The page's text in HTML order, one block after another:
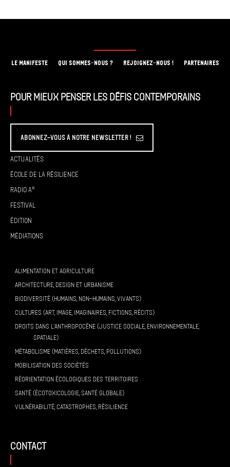
LE MANIFESTE QUI SOMMES-NOUS ? REJOIGNEZ-NOUS ! PARTENAIRES
Pour mieux penser les défis contemporains
Abonnez-vous à Notre Newsletter !
Actualités
École de la résilience
Radio A°
Festival
Édition
Médiations
ALIMENTATION ET AGRICULTURE
ARCHITECTURE, DESIGN ET URBANISME
BIODIVERSITÉ (HUMAINS, NON-HUMAINS, VIVANTS)
CULTURES (ART, IMAGE, IMAGINAIRES, FICTIONS, RÉCITS)
DROITS DANS L’ANTHROPOCÈNE (JUSTICE SOCIALE, ENVIRONNEMENTALE,
SPATIALE)
MÉTABOLISME (MATIÈRES, DÉCHETS, POLLUTIONS)
MOBILISATION DES SOCIÉTÉS
RÉORIENTATION ÉCOLOGIQUES DES TERRITOIRES
SANTÉ (ÉCOTOXICOLOGIE, SANTÉ GLOBALE)
VULNÉRABILITÉ, CATASTROPHES, RÉSILIENCE
contact